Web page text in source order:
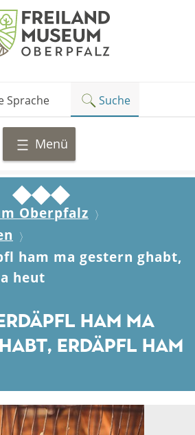
Sprache Suche
Menü
Oberpfalz
ham ma gestern ghabt,
heut
ham ma
Erdäpfl ham